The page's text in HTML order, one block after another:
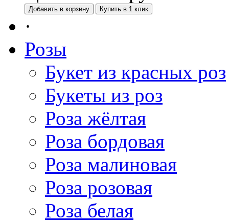
Добавить в корзину Купить в 1 клик
·
Розы
Букет из красных роз
Букеты из роз
Роза жёлтая
Роза бордовая
Роза малиновая
Роза розовая
Роза белая